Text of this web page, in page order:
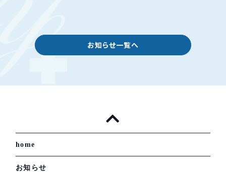
お知らせ一覧へ
home
お知らせ